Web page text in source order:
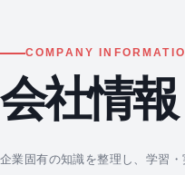
COMPANY
会社情報
企業固有の知識を整理し、学習